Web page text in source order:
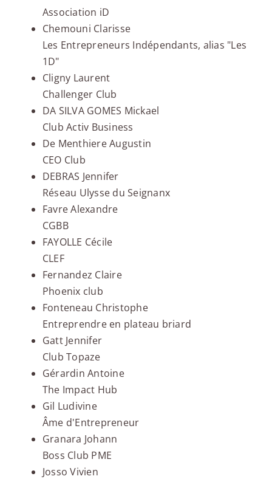
Association iD
Chemouni Clarisse
Les Entrepreneurs Indépendants, alias "Les
1D"
Cligny Laurent
Challenger Club
DA SILVA GOMES Mickael
Club Activ Business
De Menthiere Augustin
CEO Club
DEBRAS Jennifer
Réseau Ulysse du Seignanx
Favre Alexandre
CGBB
FAYOLLE Cécile
CLEF
Fernandez Claire
Phoenix club
Fonteneau Christophe
Entreprendre en plateau briard
Gatt Jennifer
Club Topaze
Gérardin Antoine
The Impact Hub
Gil Ludivine
Âme d'Entrepreneur
Granara Johann
Boss Club PME
Josso Vivien